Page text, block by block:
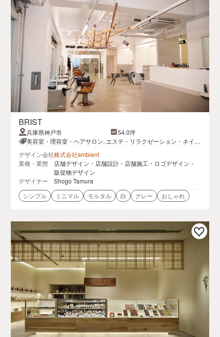
BRIST
兵庫県神戸市
54.0坪
美容室・理容室・ヘアサロン, エステ・リラクゼーション・ネイル
デザイン会社株式会社ambient
業種・業態
店舗デザイン・店舗設計・店舗施工・ロゴデザイン・
販促物デザイン
デザイナー
Shogo Tamura
シンプル
ミニマル モルタル 白 グレー おしゃれ